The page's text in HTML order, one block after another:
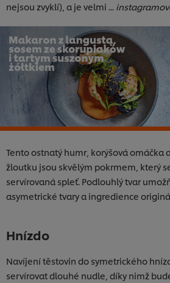
nejsou zvyklí), a je velmi ...
Tento ostnatý humr, korýšová omáčka
žloutku jsou skvělým pokrmem, který
servírovaná spleť. Podlouhlý tvar
asymetrické tvary a ingredience
Hnízdo
Navíjení těstovin do symetrického
servírovat dlouhé nudle, díky nimž